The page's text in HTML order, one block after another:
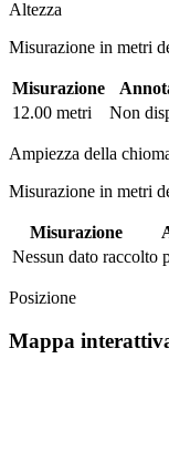
Altezza
Misurazione in metri
Misurazione
12.00 metri
Non
Ampiezza della
Misurazione in metri
Misurazione
Nessun dato raccolto
Posizione
Mappa